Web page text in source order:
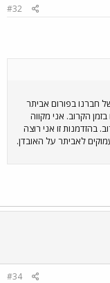
#32
חברנו בפורום אביתר
הקרוב. אני מקווה
בהזדמנות זו אני רוצה
לאביתר על האובדן.
#34